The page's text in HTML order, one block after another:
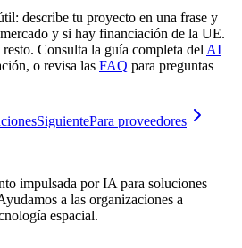
describe tu proyecto en una frase y
y si hay financiación de la UE.
Consulta la guía completa del AI
o revisa las FAQ para preguntas
SiguientePara proveedores
impulsada por IA para soluciones
a las organizaciones a
espacial.